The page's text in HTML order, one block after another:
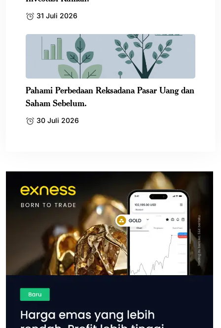
31 Juli 2026
Pahami Perbedaan Reksadana Pasar Uang dan
Saham Sebelum.
30 Juli 2026